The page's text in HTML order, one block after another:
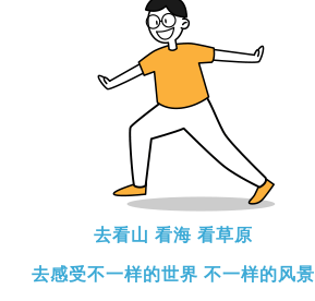
去看山 看海 看草原
去感受不一样的世界 不一样的风景